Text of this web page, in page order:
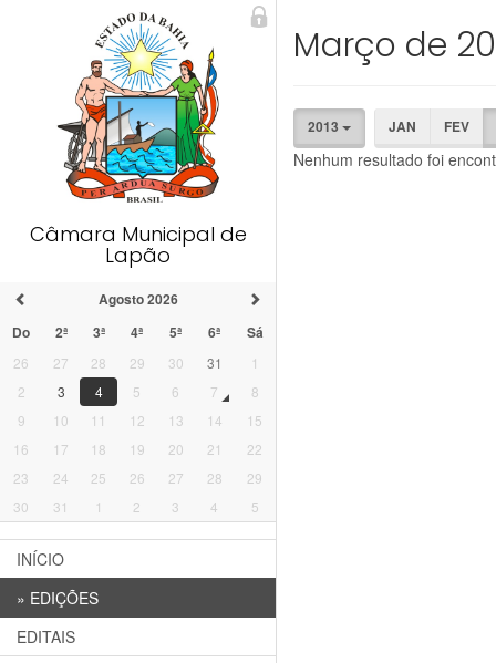
Câmara Municipal de
Lapão
Agosto 2026
Do
2ª 3ª 4ª 5ª 6ª Sá
26 27 28 29 30 31
1
2
3 4 5 6 7
8
9
10 11 12 13 14
15
16
17 18 19 20 21
22
23
24 25 26 27 28
29
30
31 1 2 3 4 5
INÍCIO
» EDIÇÕES
EDITAIS
Março de
2013 JAN FEV
Nenhum resultado foi